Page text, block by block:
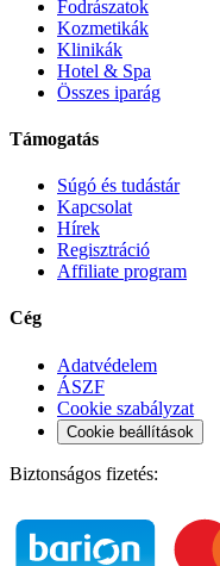
Fodrászatok
Kozmetikák
Klinikák
Hotel & Spa
Összes iparág
Támogatás
Súgó és tudástár
Kapcsolat
Hírek
Regisztráció
Affiliate program
Cég
Adatvédelem
ÁSZF
Cookie szabályzat
Cookie beállítások
Biztonságos fizetés: